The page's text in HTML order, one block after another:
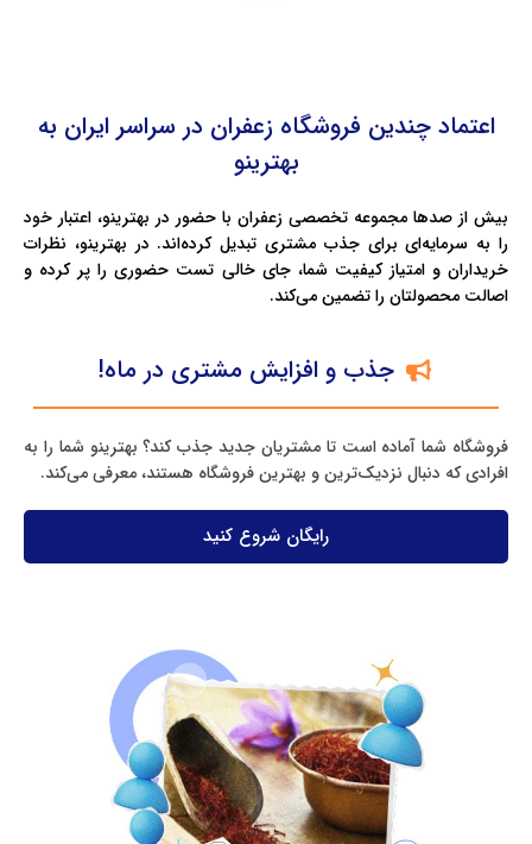
اعتماد چندین فروشگاه زعفران در سراسر ایران به
بهترینو
بیش از صدها مجموعه تخصصی زعفران با حضور در بهترینو، اعتبار خود
را به سرمایه‌ای برای جذب مشتری تبدیل کرده‌اند. در بهترینو، نظرات
خریداران و امتیاز کیفیت شما، جای خالی تست حضوری را پر کرده و
اصالت محصولتان را تضمین می‌کند.
جذب و افزایش مشتری در ماه!
فروشگاه شما آماده است تا مشتریان جدید جذب کند؟ بهترینو شما را به
افرادی که دنبال نزدیک‌ترین و بهترین فروشگاه هستند، معرفی می‌کند.
رایگان شروع کنید